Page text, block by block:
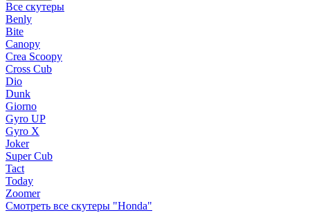
Все скутеры
Benly
Bite
Canopy
Crea Scoopy
Cross Cub
Dio
Dunk
Giorno
Gyro UP
Gyro X
Joker
Super Cub
Tact
Today
Zoomer
Смотреть все скутеры "Honda"